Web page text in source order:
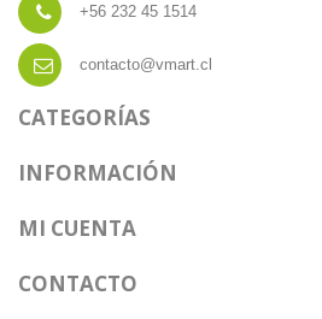
+56 232 45 1514
contacto@vmart.cl
CATEGORÍAS
INFORMACIÓN
MI CUENTA
CONTACTO